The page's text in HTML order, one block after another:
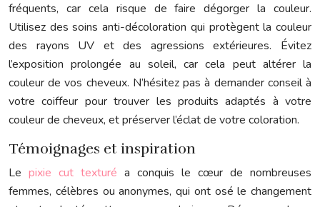
fréquents, car cela risque de faire dégorger la couleur.
Utilisez des soins anti-décoloration qui protègent la couleur
des rayons UV et des agressions extérieures. Évitez
l’exposition prolongée au soleil, car cela peut altérer la
couleur de vos cheveux. N’hésitez pas à demander conseil à
votre coiffeur pour trouver les produits adaptés à votre
couleur de cheveux, et préserver l’éclat de votre coloration.
Témoignages et inspiration
Le pixie cut texturé a conquis le cœur de nombreuses
femmes, célèbres ou anonymes, qui ont osé le changement